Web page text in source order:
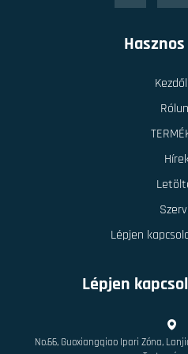
Lépjen
Lépjen
No.66, Guoxiangqiao Ipari Zóna,